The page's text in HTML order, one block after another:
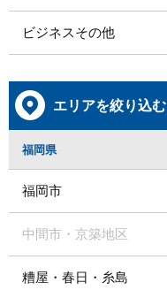
ビジネスその他
エリアを絞り込む
福岡県
福岡市
中間市・京築地区
糟屋・春日・糸島